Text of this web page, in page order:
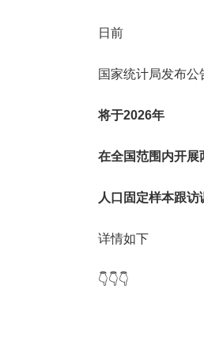
日前
国家统计局发布公
将于2026年
在全国范围内开展
人口固定样本跟访
详情如下
👇👇👇